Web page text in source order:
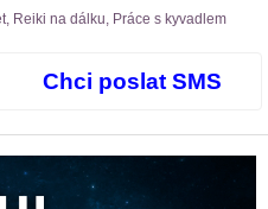
Reiki na dálku, Práce s kyvadlem
Chci poslat SMS